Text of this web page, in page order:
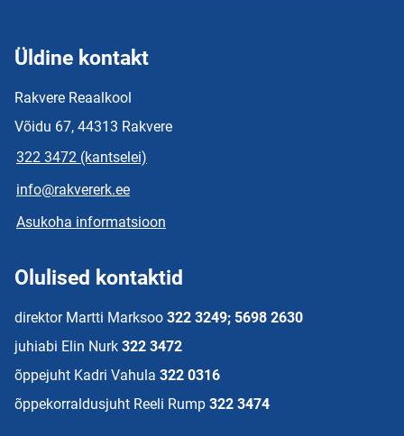
Üldine kontakt
Rakvere Reaalkool
Võidu 67, 44313 Rakvere
322 3472 (kantselei)
info@rakvererk.ee
Asukoha informatsioon
Olulised kontaktid
direktor Martti Marksoo 322 3249; 5698 2630
juhiabi Elin Nurk 322 3472
õppejuht Kadri Vahula 322 0316
õppekorraldusjuht Reeli Rump 322 3474